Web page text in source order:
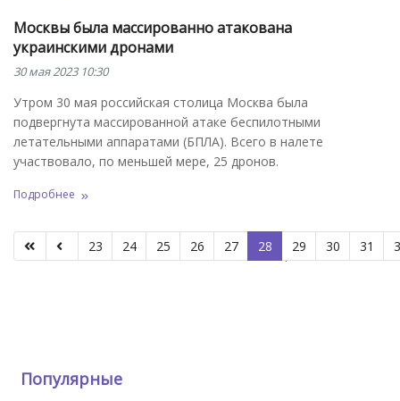
Москвы была массированно атакована
украинскими дронами
30 мая 2023 10:30
Утром 30 мая российская столица Москва была
подвергнута массированной атаке беспилотными
летательными аппаратами (БПЛА). Всего в налете
участвовало, по меньшей мере, 25 дронов.
Подробнее
Страница 28 из 45
23 24 25 26 27 28 29 30 31
Популярные